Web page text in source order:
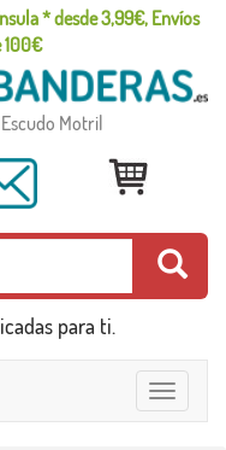
* desde 3,99€, Envíos
100€
Motril
para ti.
Toggle
navigation